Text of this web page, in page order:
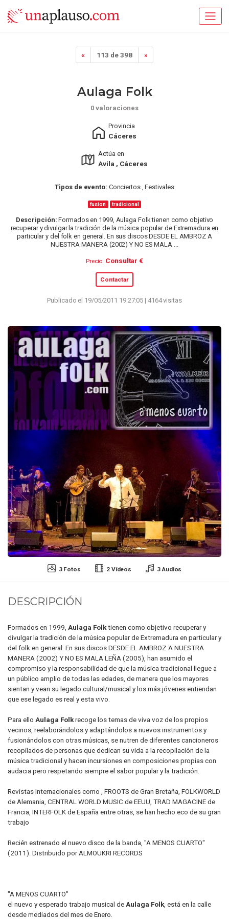
« 113 de 398 »
3 Fotos 2 Vídeos 3 Audios
Aulaga Folk
0 valoraciones
Provincia
Cáceres
Actúa en
Avila , Cáceres
Tipos de evento: Conciertos , Festivales
fusion tradicional
Descripción: Formados en 1999, Aulaga Folk tienen como objetivo
recuperar y divulgar la tradición de la música popular de Extremadura en
particular y del folk en general. En sus discos DESDE EL AMBROZ A
NUESTRA MANERA (2002) Y NO ES MALA ...
Precio: Consultar €
Contactar
Publicado el 19/05/2011 19:27:05 | 4164 visitas
DESCRIPCIÓN
Formados en 1999, Aulaga Folktienen como objetivo recuperar y
divulgar la tradición de la música popular de Extremadura en particular y
del folk en general. En sus discos DESDE EL AMBROZ A NUESTRA
MANERA (2002) Y NO ES MALA LEÑA (2005), han asumido el
compromiso y la responsabilidad de que la música tradicional llegue a
un público amplio de todas las edades, de manera que los mayores
sientan y vean su legado cultural/musical y los más jóvenes entiendan
que ese legado es real y esta vivo.
Para ello Aulaga Folkrecoge los temas de viva voz de los propios
vecinos, reelaborándolos y adaptándolos a nuevos instrumentos y
fusionándolos con otras músicas, se nutren de diferentes cancioneros
recopilados de personas que dedican su vida a la recopilación de la
música tradicional y hacen incursiones en composiciones propias con
audacia pero respetando siempre el sabor popular y la tradición.
Revistas Internacionales como , FROOTS de Gran Bretaña, FOLKWORLD
de Alemania, CENTRAL WORLD MUSIC de EEUU, TRAD MAGACINE de
Francia, INTERFOLK de España entre otras, se han hecho eco de su gran
trabajo
Recién estrenado el nuevo disco de la banda, "A MENOS CUARTO"
(2011). Distribuido por ALMOUKRI RECORDS
"A MENOS CUARTO"
el nuevo y esperado trabajo musical deAulaga Folk , está en la calle
desde mediados del mes de Enero.